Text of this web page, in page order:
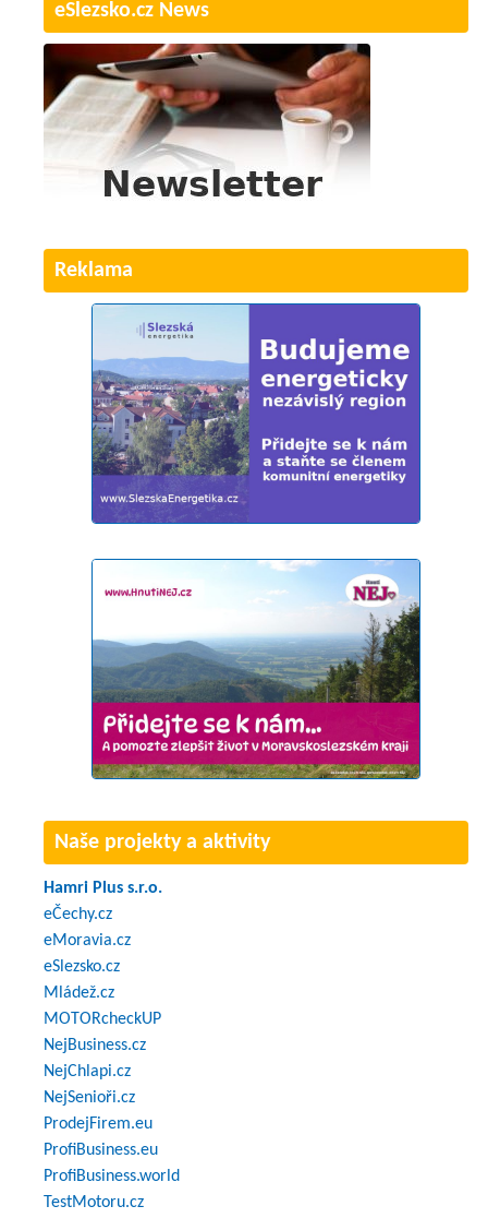
eSlezsko.cz News
Reklama
Naše projekty a aktivity
Hamri Plus s.r.o.
eČechy.cz
eMoravia.cz
eSlezsko.cz
Mládež.cz
MOTORcheckUP
NejBusiness.cz
NejChlapi.cz
NejSenioři.cz
ProdejFirem.eu
ProfiBusiness.eu
ProfiBusiness.world
TestMotoru.cz